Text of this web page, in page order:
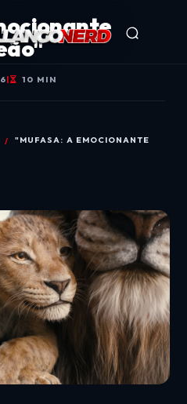
| 10 MIN
"MUFASA: A EMOCIONANTE